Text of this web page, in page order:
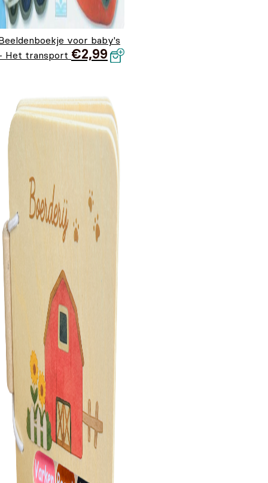
voor baby's
Het transport €2,99